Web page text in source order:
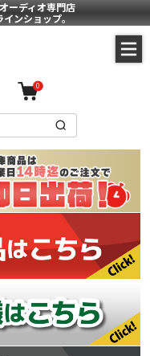
ーディオ専門店
インショップ。
0